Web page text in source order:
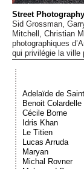
Street
Sid Grossman,
Mitchell, Christian
photographiques
qui privilégie la
Adelaïde de
Benoit Colardelle
Cécile Borne
Idris Khan
Le Titien
Lucas Arruda
Maryan
Michal Rovner